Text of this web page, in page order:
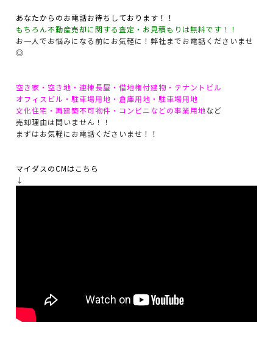
あなたからのお電話お待ちしております！！
もちろん不動産売却に関する査定・お見積もりは無料です！！
お一人でお悩みになる前にお気軽に！弊社までお電話くださいませ
◎
空き家・空き地・連棟長屋・借地権付建物・テナントビル
オフィスビル・駐車場用地・倉庫用地・駐車場用地
文化住宅・再建築不可物件・コンビニなどの事業用地など
売却理由は問いません！！
まずはお気軽にお電話くださいませ！！
マイダスのCMはこちら
↓